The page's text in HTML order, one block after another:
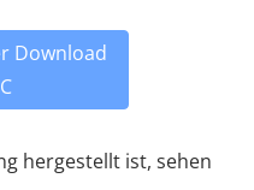
Download
hergestellt ist, sehen